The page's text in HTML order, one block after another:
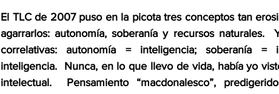
El TLC de 2007 puso en la picota tres conceptos tan
agarrarlos: autonomía, soberanía y recursos naturales.
correlativas: autonomía = inteligencia; soberanía =
inteligencia.  Nunca, en lo que llevo de vida, había yo
intelectual.  Pensamiento “macdonalesco”,